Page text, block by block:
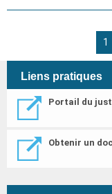
1
Liens pratiques
Portail du
Obtenir un